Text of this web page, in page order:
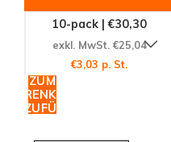
10-pack | €30,30
exkl. MwSt. €25,04
€3,03 p. St.
ZUM
WARENKORB
HINZUFÜGEN